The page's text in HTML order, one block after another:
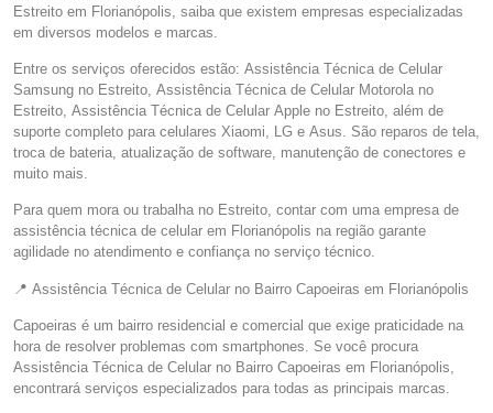
Estreito em Florianópolis, saiba que existem empresas especializadas
em diversos modelos e marcas.
Entre os serviços oferecidos estão: Assistência Técnica de Celular
Samsung no Estreito, Assistência Técnica de Celular Motorola no
Estreito, Assistência Técnica de Celular Apple no Estreito, além de
suporte completo para celulares Xiaomi, LG e Asus. São reparos de tela,
troca de bateria, atualização de software, manutenção de conectores e
muito mais.
Para quem mora ou trabalha no Estreito, contar com uma empresa de
assistência técnica de celular em Florianópolis na região garante
agilidade no atendimento e confiança no serviço técnico.
📍 Assistência Técnica de Celular no Bairro Capoeiras em Florianópolis
Capoeiras é um bairro residencial e comercial que exige praticidade na
hora de resolver problemas com smartphones. Se você procura
Assistência Técnica de Celular no Bairro Capoeiras em Florianópolis,
encontrará serviços especializados para todas as principais marcas.